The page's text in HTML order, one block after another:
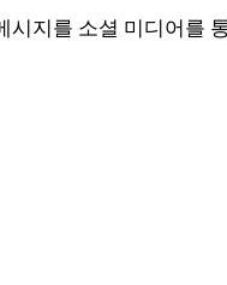
시지를 소셜 미디어를